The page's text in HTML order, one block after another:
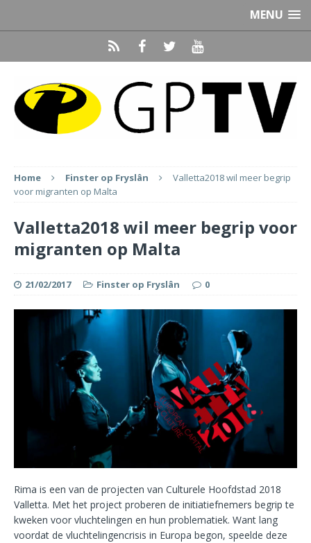
MENU
Home Finster op Fryslân
Valletta2018 wil meer begrip
voor migranten op Malta
Valletta2018 wil meer begrip voor
migranten op Malta
21/02/2017 Finster op Fryslân 0
Rima is een van de projecten van Culturele Hoofdstad 2018
Valletta. Met het project proberen de initiatiefnemers begrip te
kweken voor vluchtelingen en hun problematiek. Want lang
voordat de vluchtelingencrisis in Europa begon, speelde deze